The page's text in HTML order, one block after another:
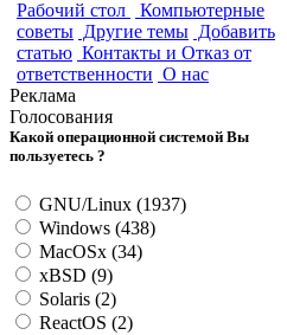
Рабочий стол
Компьютерные
советы Другие темы Добавить
статью Контакты и Отказ от
ответственности О нас
Реклама
Голосования
Какой операционной системой Вы
пользуетесь ?
GNU/Linux (1937)
Windows (438)
MacOSx (34)
xBSD (9)
Solaris (2)
ReactOS (2)